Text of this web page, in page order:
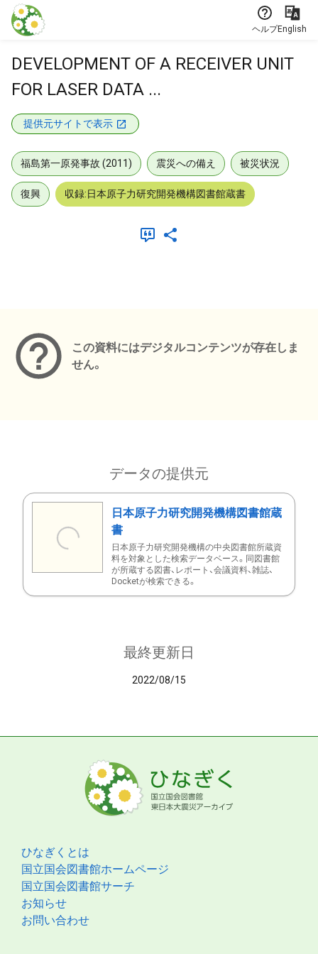
本文に飛ぶ
ヘルプEnglish
DEVELOPMENT OF A RECEIVER UNIT
FOR LASER DATA ...
提供元サイトで表示
福島第一原発事故 (2011) 震災への備え 被災状況
復興 収録:日本原子力研究開発機構図書館蔵書
この資料にはデジタルコンテンツが存在しま
せん。
データの提供元
日本原子力研究開発機構図書館蔵
書
日本原子力研究開発機構の中央図書館所蔵資
料を対象とした検索データベース。同図書館
が所蔵する図書、レポート、会議資料、雑誌、
Docketが検索できる。
最終更新日
2022/08/15
ひなぎくとは
国立国会図書館ホームページ
国立国会図書館サーチ
お知らせ
お問い合わせ